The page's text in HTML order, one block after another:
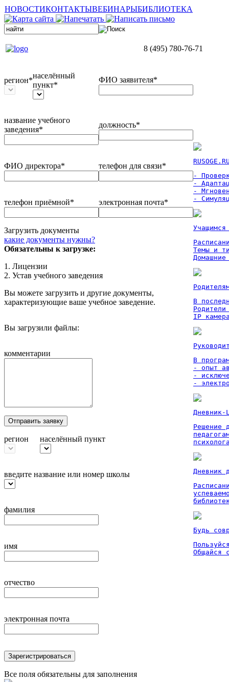
НОВОСТИКОНТАКТЫВЕБИНАРЫБИБЛИОТЕКА
8 (495) 780-76-71
регион*
населённый
пункт*
ФИО заявителя*
название учебного
заведения*
должность*
ФИО директора* телефон для связи*
телефон приёмной* электронная почта*
Загрузить документы
какие документы нужны?
Обязательны к загрузке:
1. Лицензии
2. Устав учебного заведения
Вы можете загрузить и другие документы,
характеризующие ваше учебное заведение.
Вы загрузили файлы:
комментарии
Отправить заявку
регион населённый пункт
введите название или номер школы
фамилия
имя
отчество
электронная почта
Зарегистрироваться
Все поля обязательны для заполнения
-
-
-
-
Темы и
Домашние
В
IP
В
- опыт
-
-
Дневник-
Решение
Дневник
Будь
Общайся